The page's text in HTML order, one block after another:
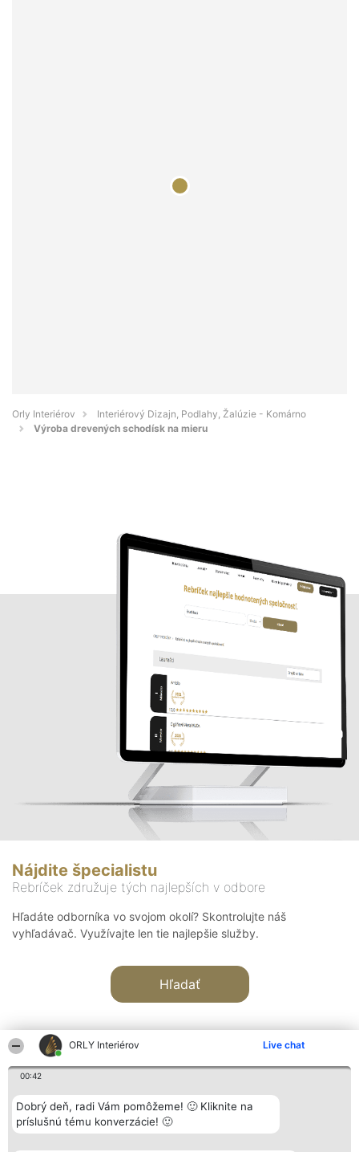
ORLY Interiérov Live chat
00:42
Dobrý deň, radi Vám pomôžeme! 🙂 Kliknite na
príslušnú tému konverzácie! 🙂
Orly Interiérov
Interiérový Dizajn, Podlahy, Žalúzie - Komárno
Výroba drevených schodísk na mieru
Nájdite špecialistu
Rebríček združuje tých najlepších v odbore
Hľadáte odborníka vo svojom okolí? Skontrolujte náš
vyhľadávač. Využívajte len tie najlepšie služby.
Hľadať
Organizátor hodnotenia
Bright Side Solutions sp. z o.
o. sp. k.
Wrocław 50-079
Hodnotenie
Laureáti
Lista
Laureatów
Kontakt
Kontakt